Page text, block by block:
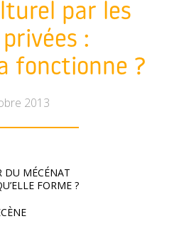
par les
:
fonctionne ?
2013
DU MÉCÉNAT
FORME ?